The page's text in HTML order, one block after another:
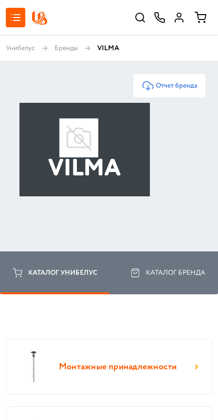
Унибелус Бренды VILMA
Отчет бренда
VILMA
КАТАЛОГ УНИБЕЛУС КАТАЛОГ БРЕНДА
Монтажные принадлежности